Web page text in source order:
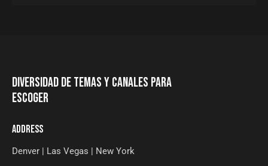
DIVERSIDAD DE TEMAS Y CANALES PARA
ESCOGER
ADDRESS
Denver | Las Vegas | New York